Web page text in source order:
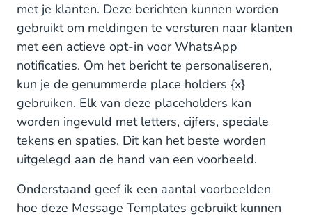
met je klanten. Deze berichten kunnen worden
gebruikt om meldingen te versturen naar klanten
met een actieve opt-in voor WhatsApp
notificaties. Om het bericht te personaliseren,
kun je de genummerde place holders {x}
gebruiken. Elk van deze placeholders kan
worden ingevuld met letters, cijfers, speciale
tekens en spaties. Dit kan het beste worden
uitgelegd aan de hand van een voorbeeld.
Onderstaand geef ik een aantal voorbeelden
hoe deze Message Templates gebruikt kunnen